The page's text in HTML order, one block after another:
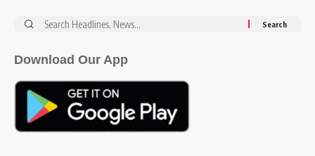
Search
Download Our App